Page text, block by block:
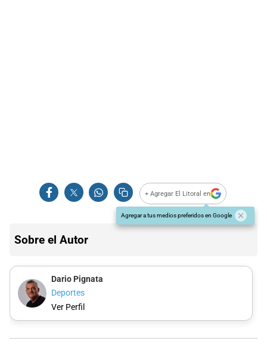
+ Agregar El Litoral en
Agregar a tus medios preferidos en Google
Sobre el Autor
Dario Pignata
Deportes
Ver Perfil